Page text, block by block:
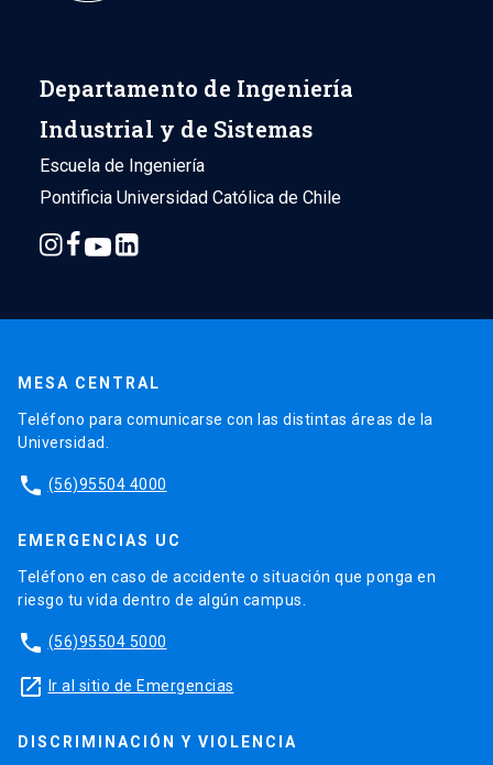
Departamento de Ingeniería
Industrial y de Sistemas
Escuela de Ingeniería
Pontificia Universidad Católica de Chile
MESA CENTRAL
Teléfono para comunicarse con las distintas áreas de la
Universidad.
phone (56)95504 4000
EMERGENCIAS UC
Teléfono en caso de accidente o situación que ponga en
riesgo tu vida dentro de algún campus.
phone (56)95504 5000
launch Ir al sitio de Emergencias
DISCRIMINACIÓN Y VIOLENCIA